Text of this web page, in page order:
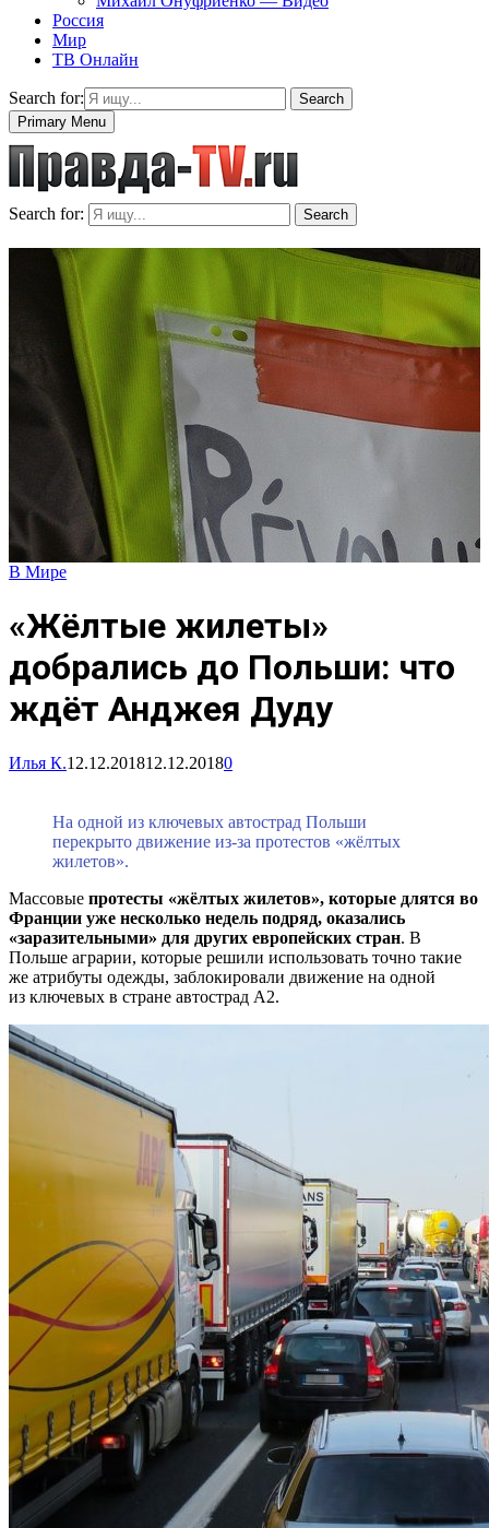
Россия
Мир
ТВ Онлайн
Search for:
Search
Primary Menu
Search for: Search
В Мире
«Жёлтые жилеты»
добрались до Польши: что
ждёт Анджея Дуду
Илья К.12.12.201812.12.20180
На одной из ключевых автострад Польши
перекрыто движение из-за протестов «жёлтых
жилетов».
Массовые протесты «жёлтых жилетов», которые длятся во
Франции уже несколько недель подряд, оказались
«заразительными» для других европейских стран. В
Польше аграрии, которые решили использовать точно такие
же атрибуты одежды, заблокировали движение на одной
из ключевых в стране автострад А2.